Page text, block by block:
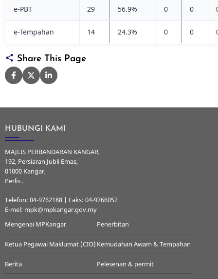
e-PBT 29 56.9% 0 0
e-Tempahan 14 24.3% 0 0
Share This Page
HUBUNGI KAMI
MAJLIS PERBANDARAN KANGAR,
192, Persiaran Jubli Emas,
01000 Kangar,
Perlis .
Telefon: 04-9762188 | Faks: 04-9766052
E-mel: mpk@mpkangar.gov.my
Mengenai MPKangar
Ketua Pegawai Maklumat (CIO)
Berita
Penerbitan
Kemudahan Awam & Tempahan
Pelesenan & permit